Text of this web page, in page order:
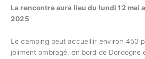
La rencontre aura lieu du lundi 12 mai
2025
Le camping peut accueillir environ 450
joliment ombragé, en bord de Dordogne